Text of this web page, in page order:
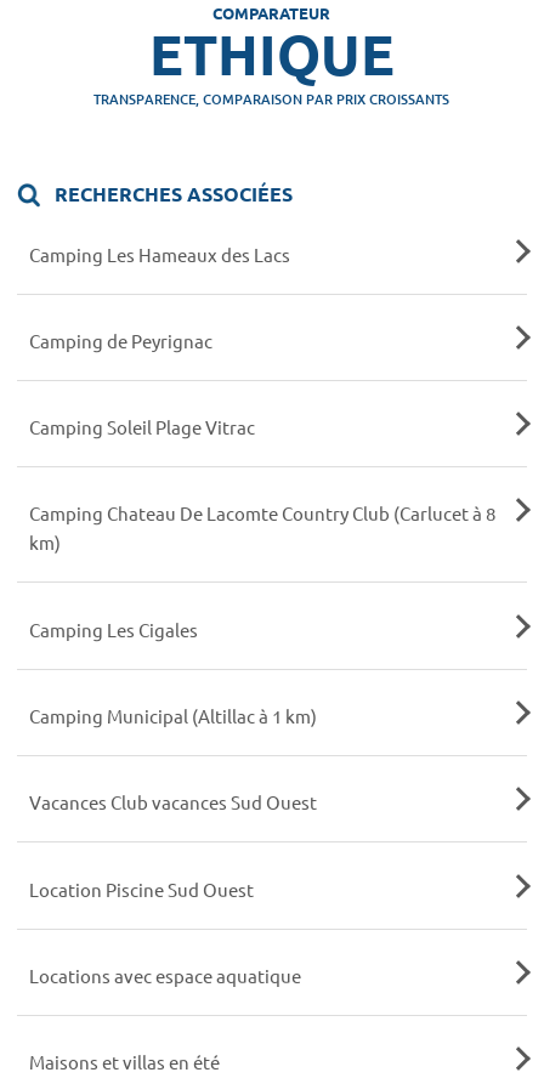
COMPARATEUR
ETHIQUE
TRANSPARENCE, COMPARAISON PAR PRIX CROISSANTS
RECHERCHES ASSOCIÉES
Camping Les Hameaux des Lacs
Camping de Peyrignac
Camping Soleil Plage Vitrac
Camping Chateau De Lacomte Country Club (Carlucet à 8
km)
Camping Les Cigales
Camping Municipal (Altillac à 1 km)
Vacances Club vacances Sud Ouest
Location Piscine Sud Ouest
Locations avec espace aquatique
Maisons et villas en été